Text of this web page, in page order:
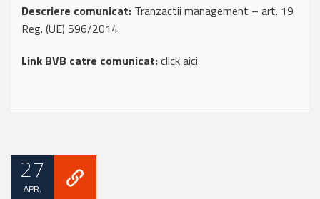
Descriere comunicat: Tranzactii management – art. 19
Reg. (UE) 596/2014
Link BVB catre comunicat:click aici
27
APR.